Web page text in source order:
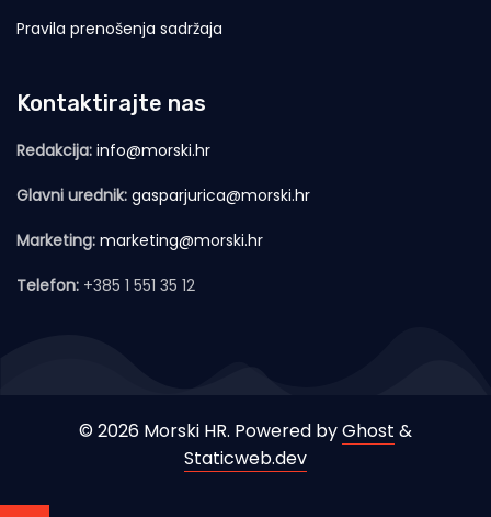
Pravila prenošenja sadržaja
Kontaktirajte nas
Redakcija: info@morski.hr
Glavni urednik: gasparjurica@morski.hr
Marketing: marketing@morski.hr
Telefon: +385 1 551 35 12
© 2026 Morski HR. Powered byGhost &
Staticweb.dev